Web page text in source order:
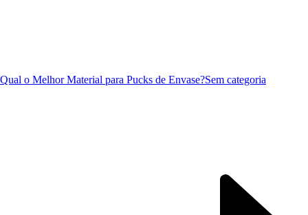
Qual o Melhor Material para Pucks de Envase?Sem categoria